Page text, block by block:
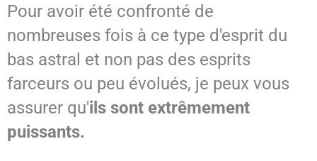
Pour avoir été confronté de
nombreuses fois à ce type d'esprit du
bas astral et non pas des esprits
farceurs ou peu évolués, je peux vous
assurer qu'ils sont extrêmement
puissants.